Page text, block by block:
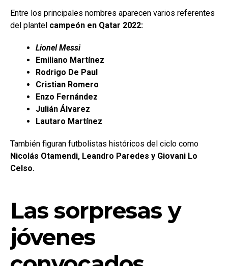
Entre los principales nombres aparecen varios referentes
del plantel campeón en Qatar 2022:
Lionel Messi
Emiliano Martínez
Rodrigo De Paul
Cristian Romero
Enzo Fernández
Julián Álvarez
Lautaro Martínez
También figuran futbolistas históricos del ciclo como
Nicolás Otamendi, Leandro Paredes y Giovani Lo
Celso.
Las sorpresas y
jóvenes